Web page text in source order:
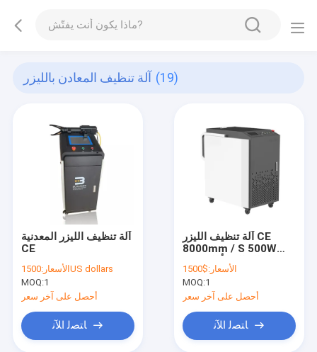
آلة تنظيف المعادن بالليزر (19)
آلة تنظيف الليزر المعدنية
CE
الأسعار: 1500US dollars
MOQ:1
أحصل على آخر سعر
ﺎﺘﺼﻟ ﺍﻶﻧ
آلة تنظيف الليزر CE
8000mm / S 500W
لإزالة الصدأ المعدني
الأسعار:$1500
MOQ:1
أحصل على آخر سعر
ﺎﺘﺼﻟ ﺍﻶﻧ